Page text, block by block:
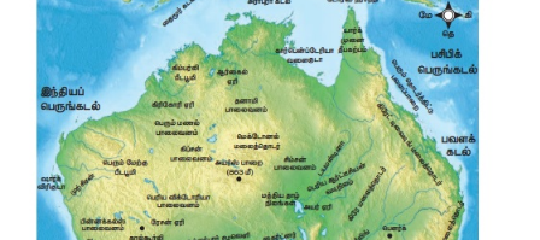
> சாஹேல்
> சவானா
> பெரிய பள்ளத்தாக்கு மற்றும் ஆப்பிரிக்காவின் பெரிய ஏரிகள்
> கிழக்கு ஆப்பிரிக்க உயர் நிலங்கள்
> சுவாலி கடற்கரை